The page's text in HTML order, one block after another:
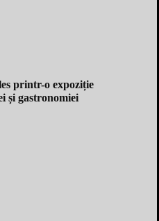
printr-o expoziție
și gastronomiei